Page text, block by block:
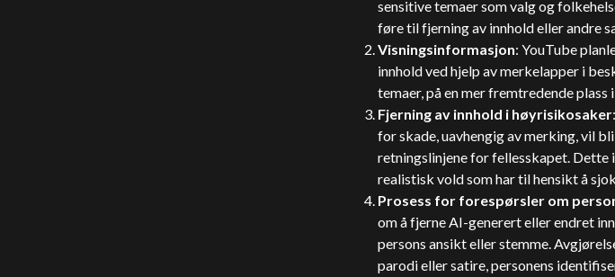
sensitive temaer som valg og
føre til fjerning av innhold eller andre
Visningsinformasjon: YouTube
innhold ved hjelp av merkelapper i
temaer, på en mer fremtredende plass
Fjerning av innhold i høyrisikosaker
for skade, uavhengig av merking, vil
retningslinjene for fellesskapet. Dette
realistisk vold som har til hensikt å
Prosess for forespørsler om
om å fjerne AI-generert eller endret
persons ansikt eller stemme.
parodi eller satire, personens